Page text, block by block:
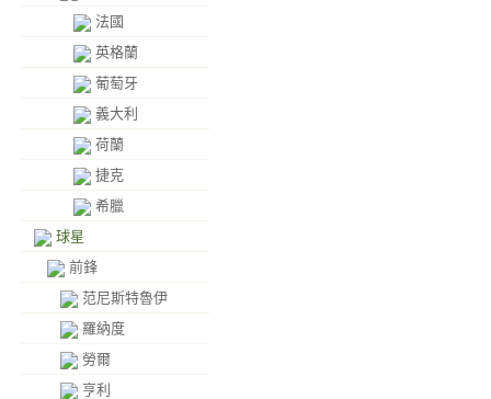
法國
英格蘭
葡萄牙
義大利
荷蘭
捷克
希臘
球星
前鋒
范尼斯特魯伊
羅納度
勞爾
亨利